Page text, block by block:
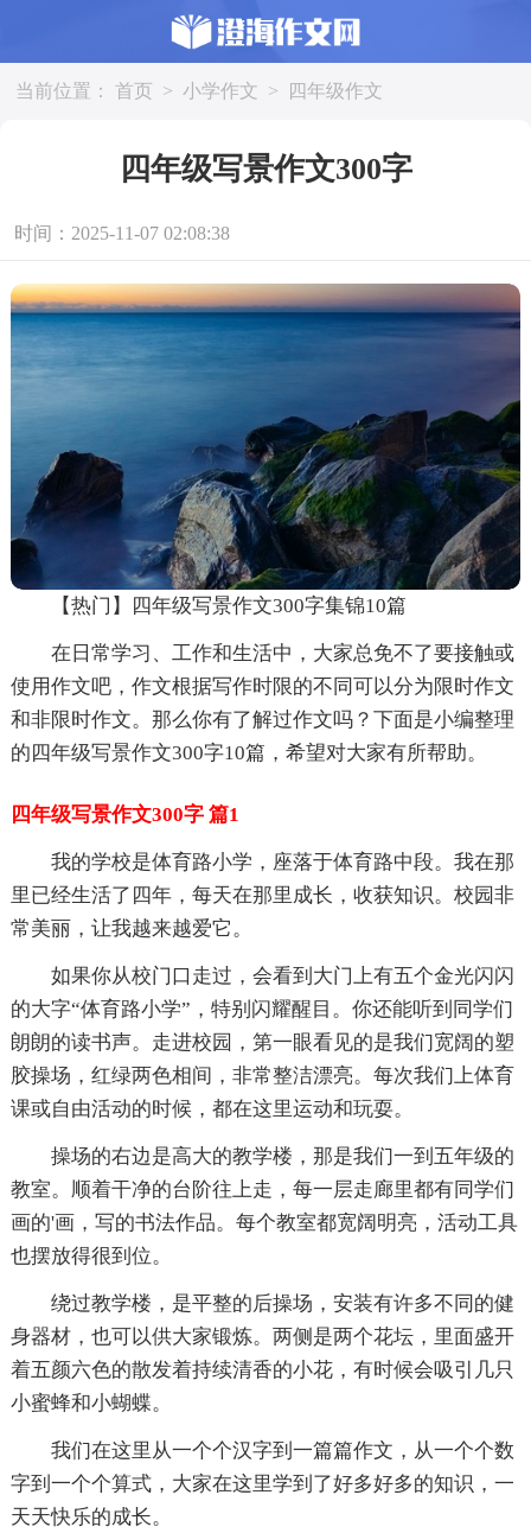
当前位置： 首页 > 小学作文 > 四年级作文
四年级写景作文300字
时间：2025-11-07 02:08:38
【热门】四年级写景作文300字集锦10篇
在日常学习、工作和生活中，大家总免不了要接触或
使用作文吧，作文根据写作时限的不同可以分为限时作文
和非限时作文。那么你有了解过作文吗？下面是小编整理
的四年级写景作文300字10篇，希望对大家有所帮助。
四年级写景作文300字 篇1
我的学校是体育路小学，座落于体育路中段。我在那
里已经生活了四年，每天在那里成长，收获知识。校园非
常美丽，让我越来越爱它。
如果你从校门口走过，会看到大门上有五个金光闪闪
的大字“体育路小学”，特别闪耀醒目。你还能听到同学们
朗朗的读书声。走进校园，第一眼看见的是我们宽阔的塑
胶操场，红绿两色相间，非常整洁漂亮。每次我们上体育
课或自由活动的时候，都在这里运动和玩耍。
操场的右边是高大的教学楼，那是我们一到五年级的
教室。顺着干净的台阶往上走，每一层走廊里都有同学们
画的'画，写的书法作品。每个教室都宽阔明亮，活动工具
也摆放得很到位。
绕过教学楼，是平整的后操场，安装有许多不同的健
身器材，也可以供大家锻炼。两侧是两个花坛，里面盛开
着五颜六色的散发着持续清香的小花，有时候会吸引几只
小蜜蜂和小蝴蝶。
我们在这里从一个个汉字到一篇篇作文，从一个个数
字到一个个算式，大家在这里学到了好多好多的知识，一
天天快乐的成长。